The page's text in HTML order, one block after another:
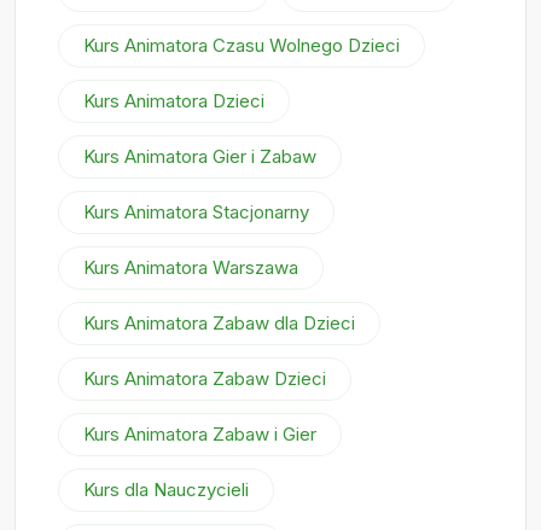
Kurs Animatora Czasu Wolnego Dzieci
Kurs Animatora Dzieci
Kurs Animatora Gier i Zabaw
Kurs Animatora Stacjonarny
Kurs Animatora Warszawa
Kurs Animatora Zabaw dla Dzieci
Kurs Animatora Zabaw Dzieci
Kurs Animatora Zabaw i Gier
Kurs dla Nauczycieli